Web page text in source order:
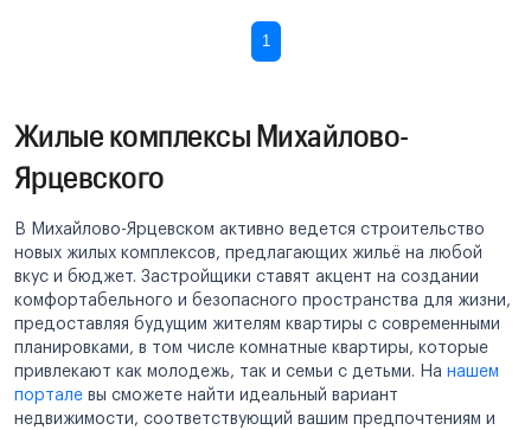
1
Жилые комплексы Михайлово-
Ярцевского
В Михайлово-Ярцевском активно ведется строительство
новых жилых комплексов, предлагающих жильё на любой
вкус и бюджет. Застройщики ставят акцент на создании
комфортабельного и безопасного пространства для жизни,
предоставляя будущим жителям квартиры с современными
планировками, в том числе комнатные квартиры, которые
привлекают как молодежь, так и семьи с детьми. На нашем
портале вы сможете найти идеальный вариант
недвижимости, соответствующий вашим предпочтениям и